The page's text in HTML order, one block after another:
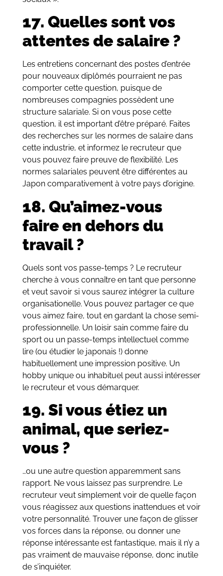
17. Quelles sont vos
attentes de salaire ?
Les entretiens concernant des postes d’entrée
pour nouveaux diplômés pourraient ne pas
comporter cette question, puisque de
nombreuses compagnies possèdent une
structure salariale. Si on vous pose cette
question, il est important d’être préparé. Faites
des recherches sur les normes de salaire dans
cette industrie, et informez le recruteur que
vous pouvez faire preuve de flexibilité. Les
normes salariales peuvent être différentes au
Japon comparativement à votre pays d’origine.
18. Qu’aimez-vous
faire en dehors du
travail ?
Quels sont vos passe-temps ? Le recruteur
cherche à vous connaître en tant que personne
et veut savoir si vous saurez intégrer la culture
organisationelle. Vous pouvez partager ce que
vous aimez faire, tout en gardant la chose semi-
professionnelle. Un loisir sain comme faire du
sport ou un passe-temps intellectuel comme
lire (ou étudier le japonais !) donne
habituellement une impression positive. Un
hobby unique ou inhabituel peut aussi intéresser
le recruteur et vous démarquer.
19. Si vous étiez un
animal, que seriez-
vous ?
…ou une autre question apparemment sans
rapport. Ne vous laissez pas surprendre. Le
recruteur veut simplement voir de quelle façon
vous réagissez aux questions inattendues et voir
votre personnalité. Trouver une façon de glisser
vos forces dans la réponse, ou donner une
réponse intéressante est fantastique, mais il n’y a
pas vraiment de mauvaise réponse, donc inutile
de s’inquiéter.